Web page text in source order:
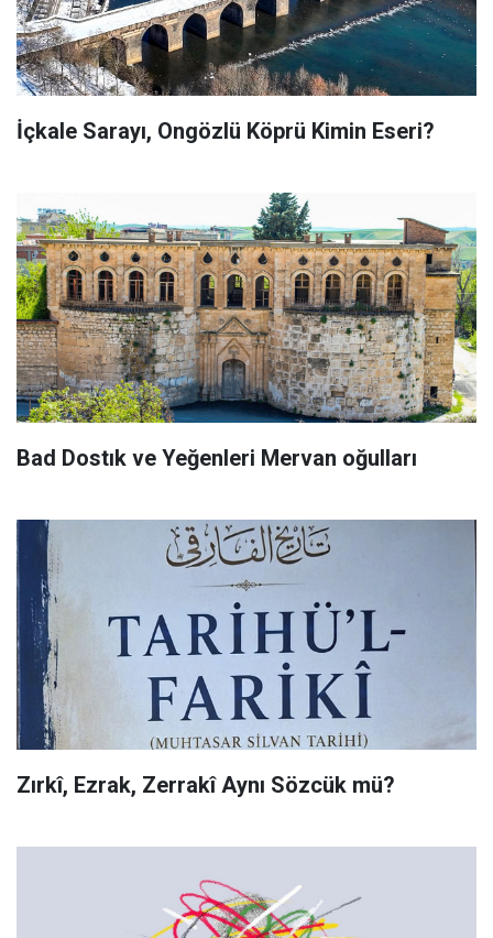
İçkale Sarayı, Ongözlü Köprü Kimin Eseri?
Bad Dostık ve Yeğenleri Mervan oğulları
Zırkî, Ezrak, Zerrakî Aynı Sözcük mü?